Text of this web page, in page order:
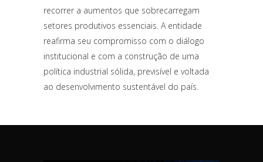
recorrer a aumentos que sobrecarregam
setores produtivos essenciais. A entidade
reafirma seu compromisso com o diálogo
institucional e com a construção de uma
política industrial sólida, previsível e voltada
ao desenvolvimento sustentável do país.